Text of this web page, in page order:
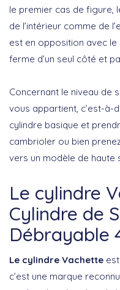
le premier cas de figure,
de l’intérieur comme de
est en opposition avec
ferme d’un seul côté et
Concernant le niveau de
vous appartient, c’est-à-
cylindre basique et
cambrioler ou bien
vers un modèle de
Le cylindre
Cylindre de
Débrayable
Le cylindre Vachette
c’est une marque